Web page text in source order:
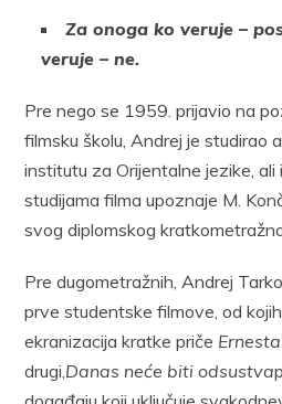
Za onoga ko veruje –
veruje – ne.
Pre nego se 1959. prijavio na
filmsku školu, Andrej je studirao
institutu za Orijentalne jezike, ali
studijama filma upoznaje M.
svog diplomskog
Pre dugometražnih, Andrej
prve studentske filmove, od
ekranizacija kratke priče
drugi,Danas neće biti odsustva